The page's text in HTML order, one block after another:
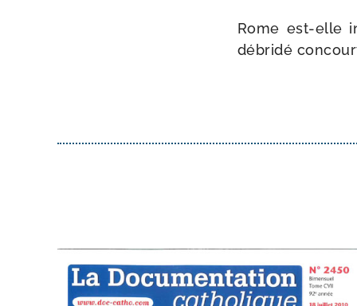
Rome est-​elle
débri­dé